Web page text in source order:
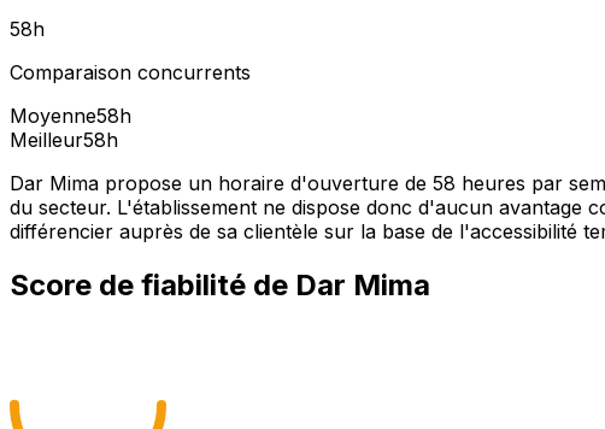
58h
Comparaison concurrents
Moyenne58h
Meilleur58h
Dar Mima propose un horaire d'ouverture de 58 heures par
du secteur. L'établissement ne dispose donc d'aucun avantage
différencier auprès de sa clientèle sur la base de l'accessibilité
Score de fiabilité de Dar Mima